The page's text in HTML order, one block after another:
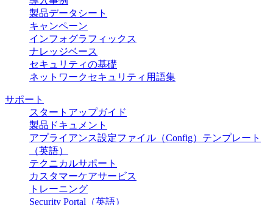
製品データシート
キャンペーン
インフォグラフィックス
ナレッジベース
セキュリティの基礎
ネットワークセキュリティ用語集
サポート
スタートアップガイド
製品ドキュメント
アプライアンス設定ファイル（Config）テンプレート
（英語）
テクニカルサポート
カスタマーケアサービス
トレーニング
Security Portal（英語）